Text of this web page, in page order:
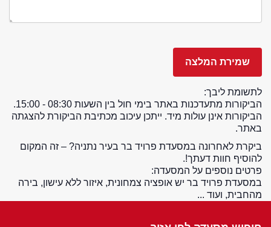
לתשומת ליבך:
הביקורות מתעדכנות באתר בימי חול בין השעות 08:30 - 15:00.
הביקורות אינן עולות מיד. ייתכן עיכוב מכתיבת הביקורת להצגתה
באתר.
ביקרת לאחרונה במסעדת פרויד בר בעיר נתניה? – זה המקום
להוסיף חוות דעתך!.
פרטים נוספים על המסעדה:
במסעדת פרויד בר יש אופציה צמחונית, איזור ללא עישון, בירה
מהחבית, ועוד ...